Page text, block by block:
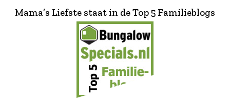
Mama’s Liefste staat in de Top 5 Familieblogs